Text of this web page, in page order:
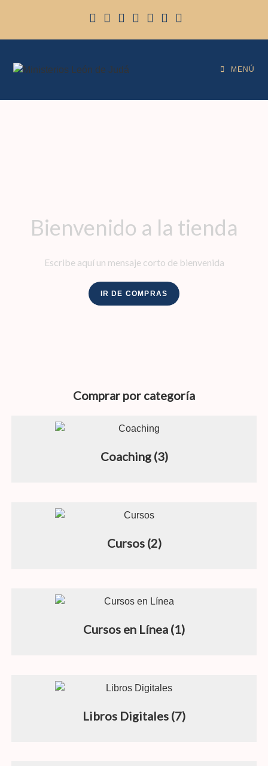
MENÚ
Bienvenido a la tienda
Escribe aquí un mensaje corto de bienvenida
IR DE COMPRAS
Comprar por categoría
Coaching (3)
Cursos (2)
Cursos en Línea (1)
Libros Digitales (7)